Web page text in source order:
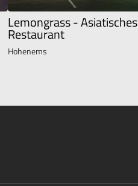
Lemongrass - Asiatisches
Restaurant
Hohenems